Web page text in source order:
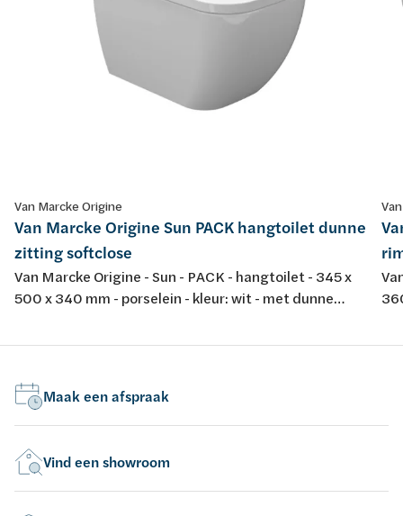
Van Marcke Origine
Van Marcke Origine Sun PACK hangtoilet dunne
zitting softclose
Van Marcke Origine - Sun - PACK - hangtoilet - 345 x
500 x 340 mm - porselein - kleur: wit - met dunne
Maak een afspraak
Vind een showroom